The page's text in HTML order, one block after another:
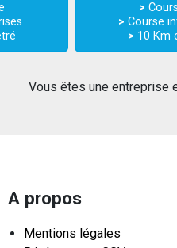
>
> Course
> 10 Km
Vous êtes une entreprise
A propos
Mentions légales